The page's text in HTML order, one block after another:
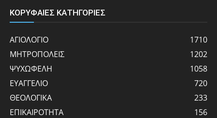
ΚΟΡΥΦΑΙΕΣ ΚΑΤΗΓΟΡΙΕΣ
ΑΓΙΟΛΟΓΙΟ
1710
ΜΗΤΡΟΠΟΛΕΙΣ
1202
ΨΥΧΩΦΕΛΗ
1058
ΕΥΑΓΓΕΛΙΟ
720
ΘΕΟΛΟΓΙΚΑ
233
ΕΠΙΚΑΙΡΟΤΗΤΑ
156